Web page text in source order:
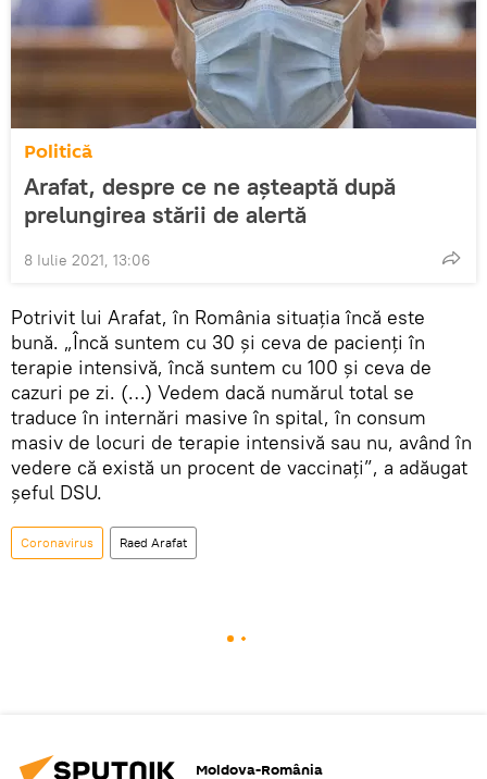
Politică
Arafat, despre ce ne așteaptă după
prelungirea stării de alertă
8 Iulie 2021, 13:06
Potrivit lui Arafat, în România situaţia încă este
bună. „Încă suntem cu 30 și ceva de pacienți în
terapie intensivă, încă suntem cu 100 și ceva de
cazuri pe zi. (…) Vedem dacă numărul total se
traduce în internări masive în spital, în consum
masiv de locuri de terapie intensivă sau nu, având în
vedere că există un procent de vaccinați”, a adăugat
şeful DSU.
Coronavirus Raed Arafat
Moldova-România